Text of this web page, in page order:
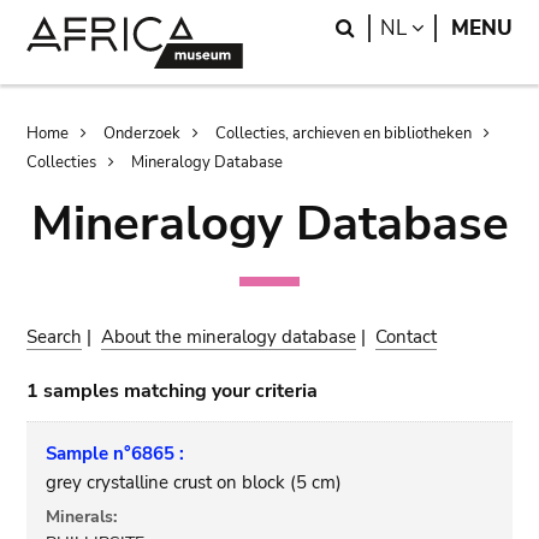
Search
NL LANGUAGE
MENU
Breadcrumb
Home Onderzoek
Collecties, archieven en bibliotheken
Collecties
Mineralogy Database
Mineralogy Database
Search |About the mineralogy database | Contact
1 samples matching your criteria
Sample n°6865 :
grey crystalline crust on block (5 cm)
Minerals: